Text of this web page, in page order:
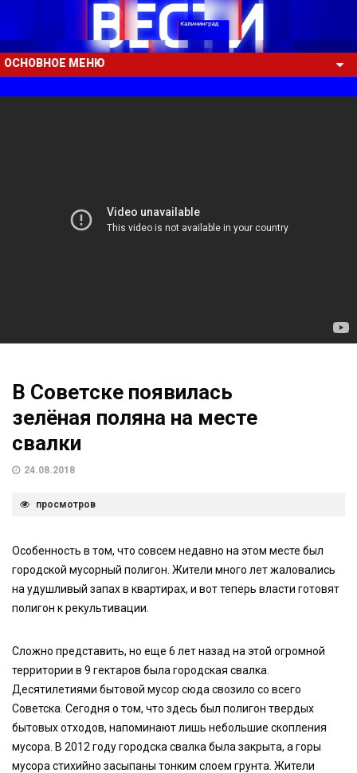
ОСНОВНОЕ МЕНЮ
В Советске появилась
зелёная поляна на месте
свалки
24.08.2018
просмотров
Особенность в том, что совсем недавно на этом месте был
городской мусорный полигон. Жители много лет жаловались
на удушливый запах в квартирах, и вот теперь власти готовят
полигон к рекультивации.
Сложно представить, но еще 6 лет назад на этой огромной
территории в 9 гектаров была городская свалка.
Десятилетиями бытовой мусор сюда свозило со всего
Советска. Сегодня о том, что здесь был полигон твердых
бытовых отходов, напоминают лишь небольшие скопления
мусора. В 2012 году городска свалка была закрыта, а горы
мусора стихийно засыпаны тонким слоем грунта. Жители